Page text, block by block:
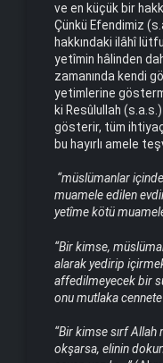
ve en küçük bir
Çünkü Efendimiz
hakkındaki ilâhî
yetîmin hâlinden
zamanında kendi
yetimlerine
ki Resûlullah
gösterir, tüm
bu hayırlı amele
“müslümanlar
muamele edilen
yetîme kötü
“Bir kimse,
alarak yedirip
affedilmeyecek bir
onu mutlaka cennete
“Bir kimse sırf Allah
okşarsa, elinin